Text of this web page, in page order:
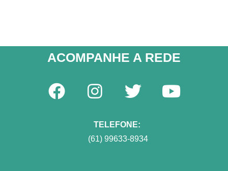
ACOMPANHE A REDE​
TELEFONE:
(61) 99633-8934